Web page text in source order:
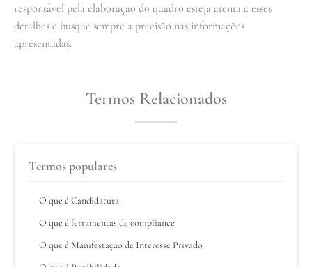
responsável pela elaboração do quadro esteja atenta a esses
detalhes e busque sempre a precisão nas informações
apresentadas.
Termos Relacionados
Termos populares
O que é Candidatura
O que é ferramentas de compliance
O que é Manifestação de Interesse Privado